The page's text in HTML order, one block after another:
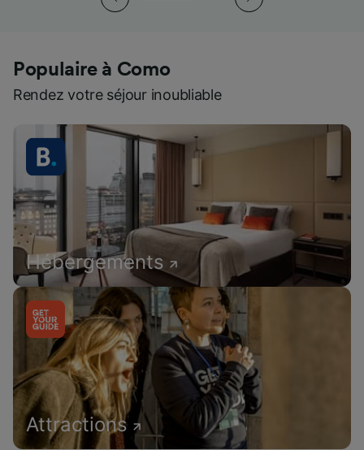
Populaire à Como
Rendez votre séjour inoubliable
Hébergements
Attractions